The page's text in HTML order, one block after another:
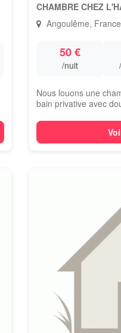
CHAMBRE CHEZ
Angoulême, France
50 €
/nuit
Nous louons une
bain privative avec